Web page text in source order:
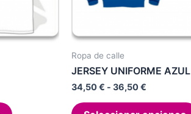
Ropa de calle
JERSEY UNIFORME AZUL
34,50€ - 36,50€
precios: